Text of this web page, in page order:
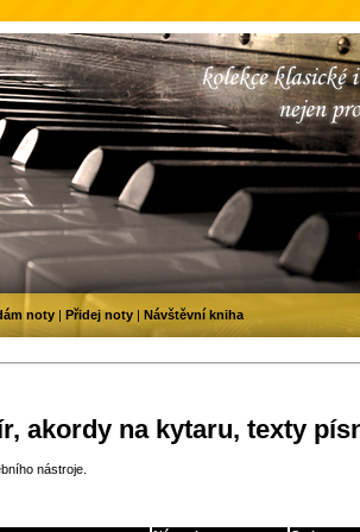
akordy na kytaru, texty
nástroje.
noty | Přidej noty | Návštěvní kniha